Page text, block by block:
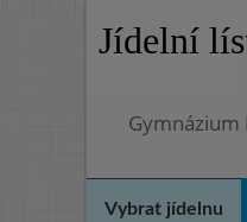
Jídelní
Gymnázium
Vybrat jídelnu